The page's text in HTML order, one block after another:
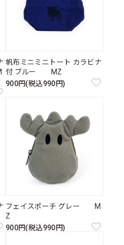
帆布ミニミニトート カラビナ
付 ブルー MZ
900円(税込990円)
フェイスポーチ グレー M
Z
900円(税込990円)